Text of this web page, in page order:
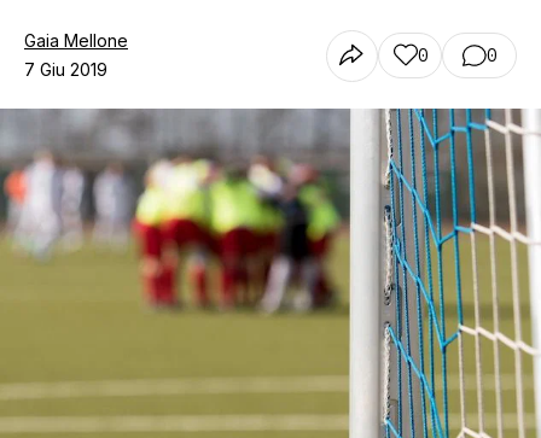
Chi siamo
Contatti
Gaia Mellone
7 Giu 2019
0 0